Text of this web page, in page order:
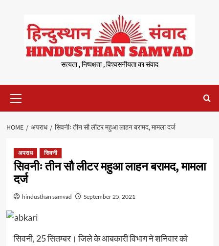
content
सत्यता , निष्पक्षता , विश्वसनीयता का संवाद
Menu
HOME अपराध सिवनीः तीन सौ लीटर महुआ लाहन बरामद, मामला दर्ज
अपराध सिवनी
सिवनीः तीन सौ लीटर महुआ लाहन बरामद, मामला
दर्ज
hindusthan samvad September 25, 2021
सिवनी, 25 सितम्बर। जिले के आबकारी विभाग ने शनिवार को